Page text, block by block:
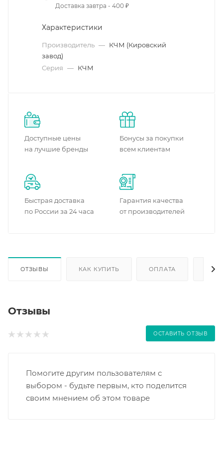
Доставка завтра - 400 ₽
Характеристики
Производитель — КЧМ (Кировский
завод)
Серия — КЧМ
Доступные цены
на лучшие бренды
Бонусы за покупки
всем клиентам
Быстрая доставка
по России за 24 часа
Гарантия качества
от производителей
ОТЗЫВЫ КАК КУПИТЬ ОПЛАТА
Отзывы
ОСТАВИТЬ ОТЗЫВ
Помогите другим пользователям с
выбором - будьте первым, кто поделится
своим мнением об этом товаре